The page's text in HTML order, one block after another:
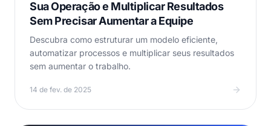
Sua Operação e Multiplicar Resultados
Sem Precisar Aumentar a Equipe
Descubra como estruturar um modelo eficiente,
automatizar processos e multiplicar seus resultados
sem aumentar o trabalho.
14 de fev. de 2025